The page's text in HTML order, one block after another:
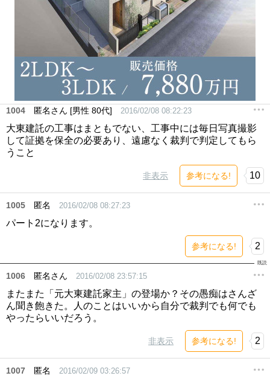
1004 匿名さん [男性 80代] 2016/02/08 08:22:23
大東建託の工事はまともでない、工事中には毎日写真撮影
して証拠を保全の必要あり、遠慮なく裁判で判定してもら
うこと
非表示 参考になる! 10
1005 匿名 2016/02/08 08:27:23
パート2になります。
参考になる! 2
1006 匿名さん 2016/02/08 23:57:15
またまた「元大東建託家主」の登場か？その愚痴はさんざ
ん聞き飽きた。人のことはいいから自分で裁判でも何でも
やったらいいだろう。
非表示 参考になる! 2
1007 匿名 2016/02/09 03:26:57